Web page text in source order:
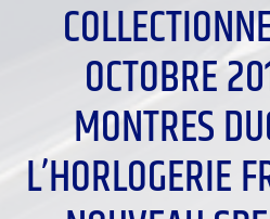
OCTOBRE
MONTRES
L’HORLOGERIE